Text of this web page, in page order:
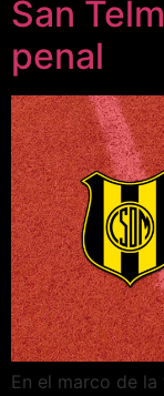
San
penal
En el marco de